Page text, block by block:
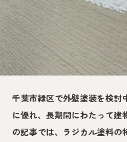
千葉市緑区で外壁塗装を検討
に優れ、長期間にわたって建
の記事では、ラジカル塗料